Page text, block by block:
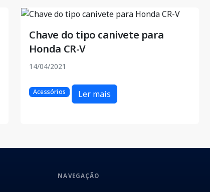
Chave do tipo canivete para
Honda CR-V
14/04/2021
Acessórios Ler mais
NAVEGAÇÃO